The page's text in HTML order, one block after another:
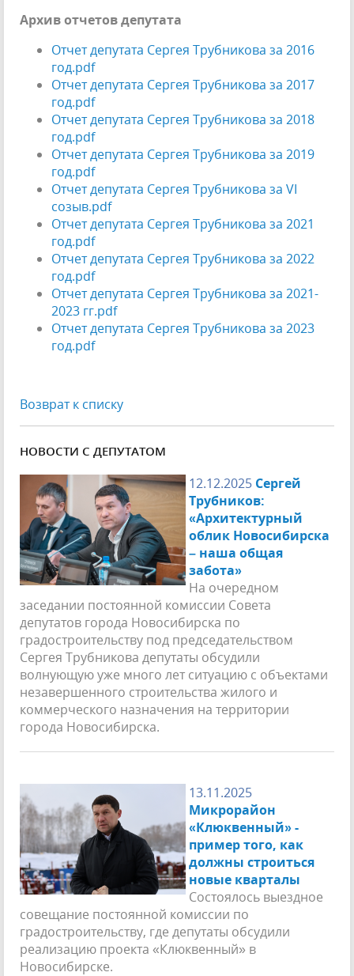
Архив отчетов депутата
Отчет депутата Сергея Трубникова за 2016
год.pdf
Отчет депутата Сергея Трубникова за 2017
год.pdf
Отчет депутата Сергея Трубникова за 2018
год.pdf
Отчет депутата Сергея Трубникова за 2019
год.pdf
Отчет депутата Сергея Трубникова за VI
созыв.pdf
Отчет депутата Сергея Трубникова за 2021
год.pdf
Отчет депутата Сергея Трубникова за 2022
год.pdf
Отчет депутата Сергея Трубникова за 2021-
2023 гг.pdf
Отчет депутата Сергея Трубникова за 2023
год.pdf
Возврат к списку
НОВОСТИ С ДЕПУТАТОМ
12.12.2025 Сергей
Трубников:
«Архитектурный
облик Новосибирска
– наша общая
забота»
На очередном
заседании постоянной комиссии Совета
депутатов города Новосибирска по
градостроительству под председательством
Сергея Трубникова депутаты обсудили
волнующую уже много лет ситуацию с объектами
незавершенного строительства жилого и
коммерческого назначения на территории
города Новосибирска.
13.11.2025
Микрорайон
«Клюквенный» -
пример того, как
должны строиться
новые кварталы
Состоялось выездное
совещание постоянной комиссии по
градостроительству, где депутаты обсудили
реализацию проекта «Клюквенный» в
Новосибирске.